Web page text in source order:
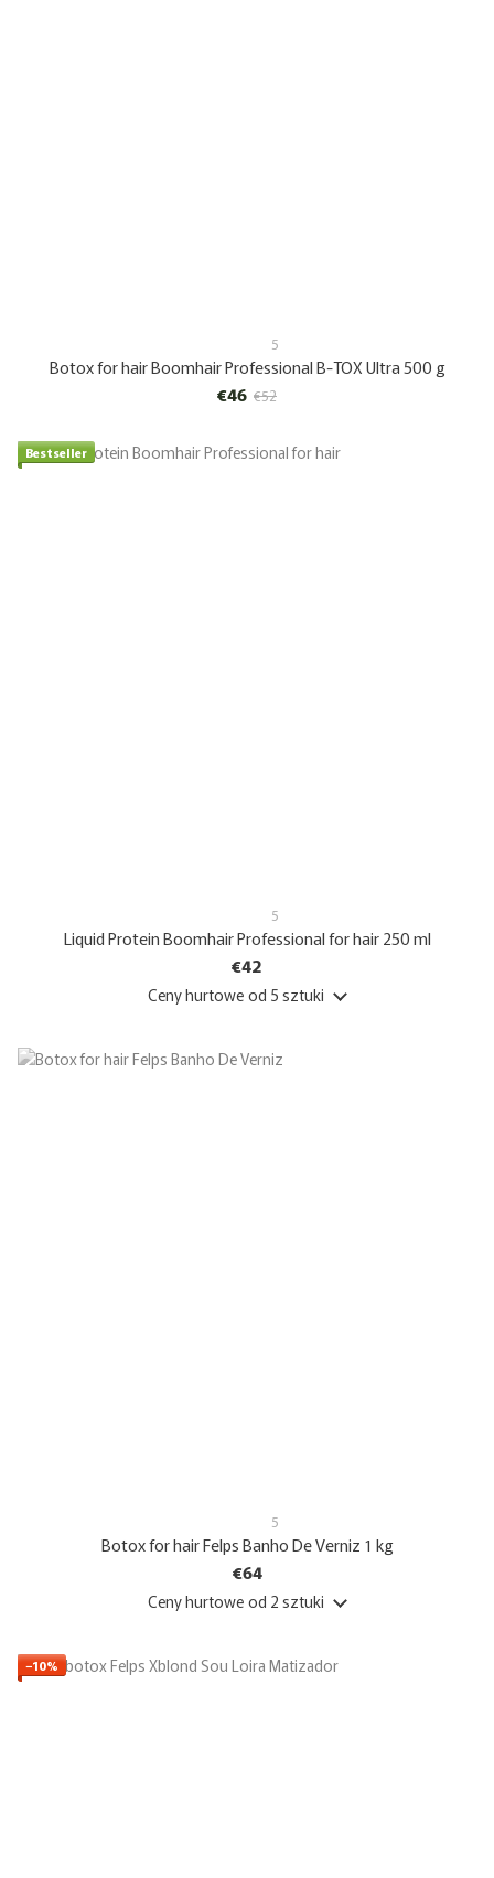
5
Botox for hair Boomhair Professional B-TOX Ultra 500 g
€46 €52
Bestseller
5
Liquid Protein Boomhair Professional for hair 250 ml
€42
Ceny hurtoweod 5 sztuki
5
Botox for hair Felps Banho De Verniz 1 kg
€64
Ceny hurtoweod 2 sztuki
−10%